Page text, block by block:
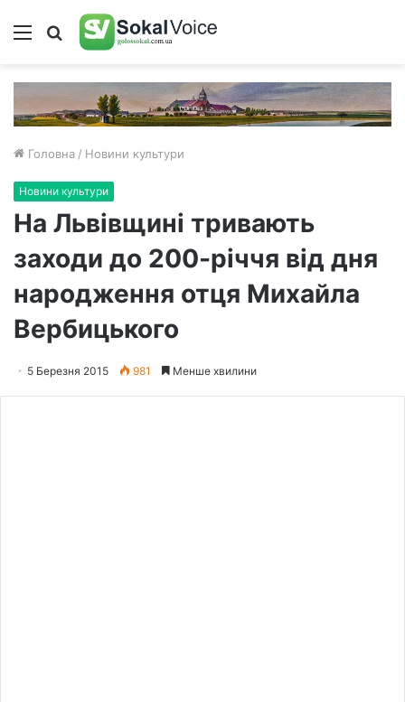
Меню Пошук
Головна / Новини культури
Новини культури
На Львівщині тривають
заходи до 200-річчя від дня
народження отця Михайла
Вербицького
5 Березня 2015 981 Менше хвилини